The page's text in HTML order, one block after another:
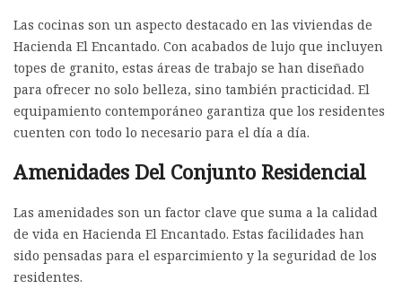
Las cocinas son un aspecto destacado en las viviendas de
Hacienda El Encantado. Con acabados de lujo que incluyen
topes de granito, estas áreas de trabajo se han diseñado
para ofrecer no solo belleza, sino también practicidad. El
equipamiento contemporáneo garantiza que los residentes
cuenten con todo lo necesario para el día a día.
Amenidades Del Conjunto Residencial
Las amenidades son un factor clave que suma a la calidad
de vida en Hacienda El Encantado. Estas facilidades han
sido pensadas para el esparcimiento y la seguridad de los
residentes.